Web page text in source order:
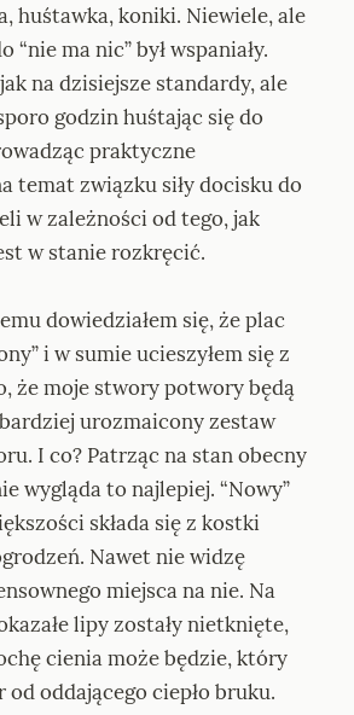
huśtawka, koniki. Niewiele, ale
“nie ma nic” był wspaniały.
na dzisiejsze standardy, ale
godzin huśtając się do
praktyczne
temat związku siły docisku do
w zależności od tego, jak
w stanie rozkręcić.
dowiedziałem się, że plac
i w sumie ucieszyłem się z
że moje stwory potwory będą
urozmaicony zestaw
I co? Patrząc na stan obecny
wygląda to najlepiej. “Nowy”
składa się z kostki
Nawet nie widzę
miejsca na nie. Na
lipy zostały nietknięte,
cienia może będzie, który
oddającego ciepło bruku.